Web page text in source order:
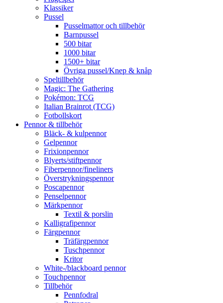
Klassiker
Pussel
Pusselmattor och tillbehör
Barnpussel
500 bitar
1000 bitar
1500+ bitar
Övriga pussel/Knep & knåp
Speltillbehör
Magic: The Gathering
Pokémon: TCG
Italian Brainrot (TCG)
Fotbollskort
Pennor & tillbehör
Bläck- & kulpennor
Gelpennor
Frixionpennor
Blyerts/stiftpennor
Fiberpennor/fineliners
Överstrykningspennor
Poscapennor
Penselpennor
Märkpennor
Textil & porslin
Kalligrafipennor
Färgpennor
Träfärgpennor
Tuschpennor
Kritor
White-/blackboard pennor
Touchpennor
Tillbehör
Pennfodral